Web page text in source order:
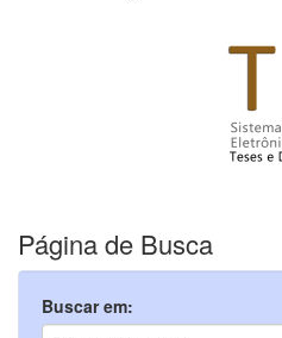
Página de Busca
Buscar em: